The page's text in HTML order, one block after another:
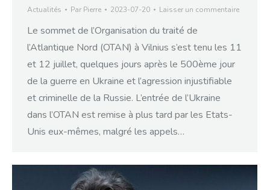
Actualités Par Pierre 2023-07-20 Laisser un commentaire
Le sommet de l’Organisation du traité de
l’Atlantique Nord (OTAN) à Vilnius s’est tenu les 11
et 12 juillet, quelques jours après le 500ème jour
de la guerre en Ukraine et l’agression injustifiable
et criminelle de la Russie. L’entrée de l’Ukraine
dans l’OTAN est remise à plus tard par les Etats-
Unis eux-mêmes, malgré les appels…